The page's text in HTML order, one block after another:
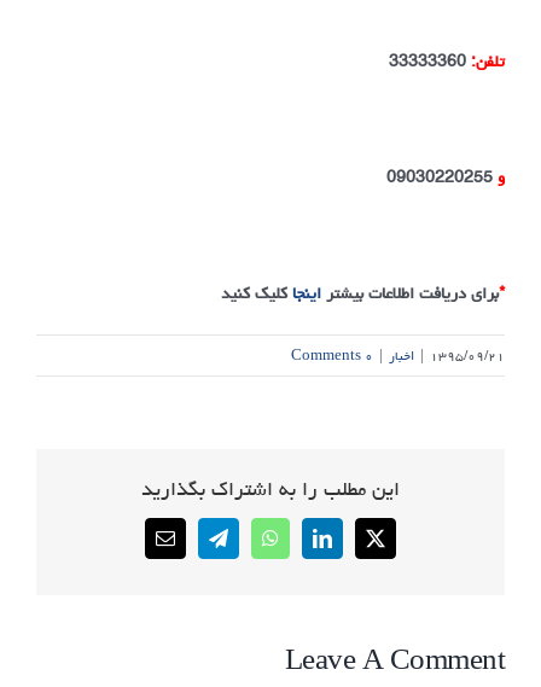
تلفن:33333360
و09030220255
*برای دریافت اطلاعات بیشتراینجاکلیک کنید
۱۳۹۵/۰۹/۲۱ | اخبار | ۰ Comments
این مطلب را به اشتراک بگذارید
X
LinkedIn
WhatsApp
Telegram
Email
Leave A Comment